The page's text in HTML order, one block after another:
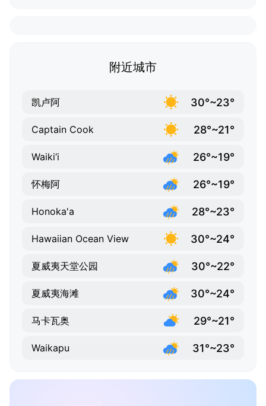
附近城市
凯卢阿 30°~23°
Captain Cook 28°~21°
Waiki‘i 26°~19°
怀梅阿 26°~19°
Honoka'a 28°~23°
Hawaiian Ocean View 30°~24°
夏威夷天堂公园 30°~22°
夏威夷海滩 30°~24°
马卡瓦奥 29°~21°
Waikapu 31°~23°